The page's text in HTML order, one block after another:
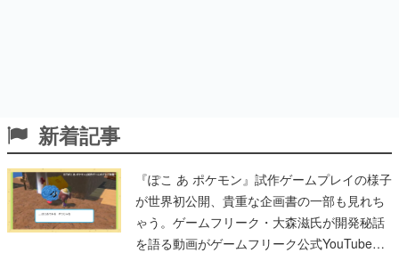
新着記事
『ぽこ あ ポケモン』試作ゲームプレイの様子
が世界初公開、貴重な企画書の一部も見れち
ゃう。ゲームフリーク・大森滋氏が開発秘話
を語る動画がゲームフリーク公式YouTubeで